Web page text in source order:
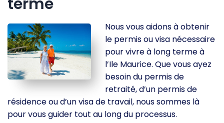
Nous vous aidons à obtenir
le permis ou visa nécessaire
pour vivre à long terme à
l’Ile Maurice. Que vous ayez
besoin du permis de
retraité, d’un permis de
résidence ou d’un visa de travail, nous sommes là
pour vous guider tout au long du processus.